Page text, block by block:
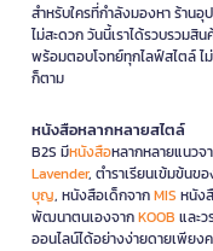
สำหรับใครที่กำลังมองหา ร้าน
ไม่สะดวก วันนี้เราได้รวบรวมสิ
พร้อมตอบโจทย์ทุกไลฟ์สไตล์ ไ
ก็ตาม
หนังสือหลากหลายสไตล์
B2S มีหนังสือหลากหลายแนวจ
Lavender, ตำราเรียนเข้มข้นข
บุญ, หนังสือเด็กจากMIS หนัง
พัฒนาตนเองจากKOOB และ
ออนไลน์ได้อย่างง่ายดายเพียง